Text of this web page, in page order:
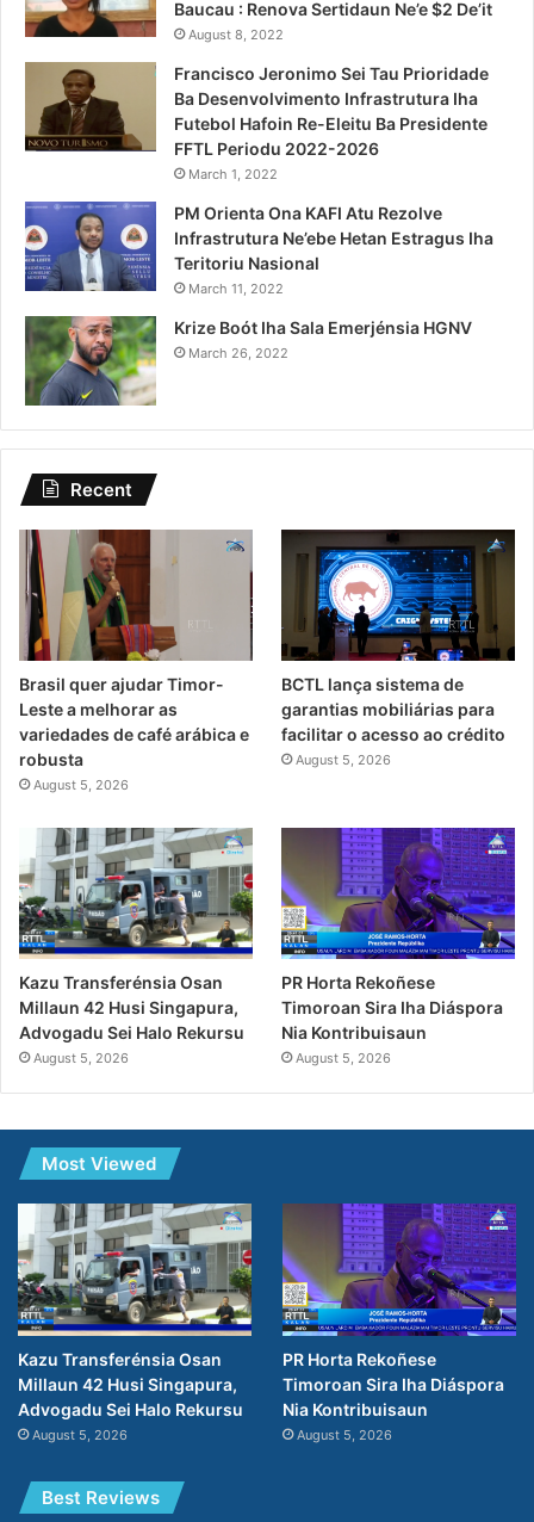
Baucau : Renova Sertidaun Ne’e $2 De’it
August 8, 2022
Francisco Jeronimo Sei Tau Prioridade
Ba Desenvolvimento Infrastrutura Iha
Futebol Hafoin Re-Eleitu Ba Presidente
FFTL Periodu 2022-2026
March 1, 2022
PM Orienta Ona KAFI Atu Rezolve
Infrastrutura Ne’ebe Hetan Estragus Iha
Teritoriu Nasional
March 11, 2022
Krize Boót Iha Sala Emerjénsia HGNV
March 26, 2022
Recent
Brasil quer ajudar Timor-
Leste a melhorar as
variedades de café arábica e
robusta
August 5, 2026
BCTL lança sistema de
garantias mobiliárias para
facilitar o acesso ao crédito
August 5, 2026
Kazu Transferénsia Osan
Millaun 42 Husi Singapura,
Advogadu Sei Halo Rekursu
August 5, 2026
PR Horta Rekoñese
Timoroan Sira Iha Diáspora
Nia Kontribuisaun
August 5, 2026
Most Viewed
Kazu Transferénsia Osan
Millaun 42 Husi Singapura,
Advogadu Sei Halo Rekursu
August 5, 2026
PR Horta Rekoñese
Timoroan Sira Iha Diáspora
Nia Kontribuisaun
August 5, 2026
Best Reviews